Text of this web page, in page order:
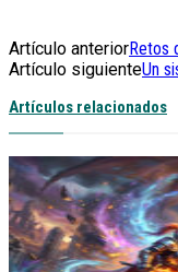
Artículo anteriorRetos
Artículo siguienteUn
Artículos relacionados